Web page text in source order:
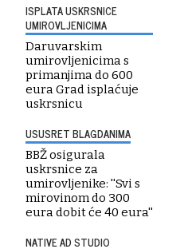
ISPLATA USKRSNICE
UMIROVLJENICIMA
Daruvarskim
umirovljenicima s
primanjima do 600
eura Grad isplaćuje
uskrsnicu
USUSRET BLAGDANIMA
BBŽ osigurala
uskrsnice za
umirovljenike: ''Svi s
mirovinom do 300
eura dobit će 40 eura''
NATIVE AD STUDIO